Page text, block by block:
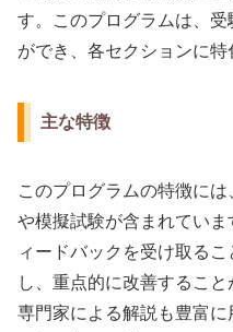
す。このプログラムは、
ができ、各セクションに特
主な特徴
このプログラムの特徴に
や模擬試験が含まれてい
ィードバックを受け取る
し、重点的に改善するこ
専門家による解説も豊富